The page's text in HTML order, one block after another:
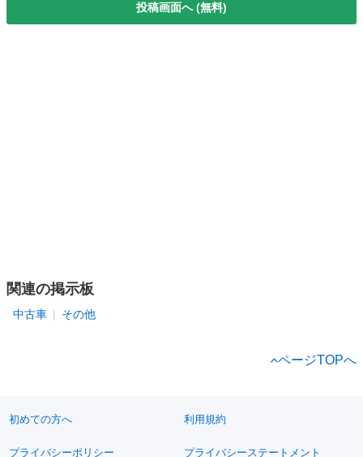
投稿画面へ (無料)
関連の掲示板
中古車 その他
ページTOPへ
初めての方へ 利用規約
プライバシーポリシー プライバシーステートメント